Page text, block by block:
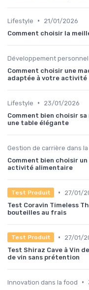
Lifestyle •
21/01/2026
Comment choisir la
Développement personnel
Comment choisir une
adaptée à votre activité
Lifestyle •
23/01/2026
Comment bien choisir
une table élégante
Gestion de carrière dans
Comment bien choisir
activité alimentaire
Test Produit •
27/01/
Test Coravin Timeless
bouteilles au frais
Test Produit •
27/01/
Test Shiraz Cave à Vin
de vin sans prétention
Innovation dans la food •